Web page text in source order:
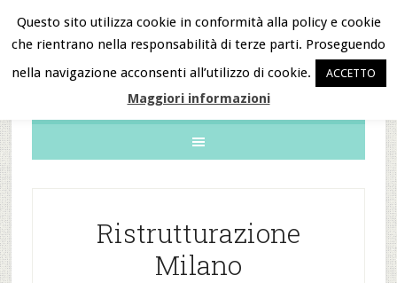
B&B Notizie
Ristrutturazione
Milano
Questo sito utilizza cookie in conformità alla policy e cookie
che rientrano nella responsabilità di terze parti. Proseguendo
nella navigazione acconsenti all’utilizzo di cookie.
ACCETTO
Maggiori informazioni